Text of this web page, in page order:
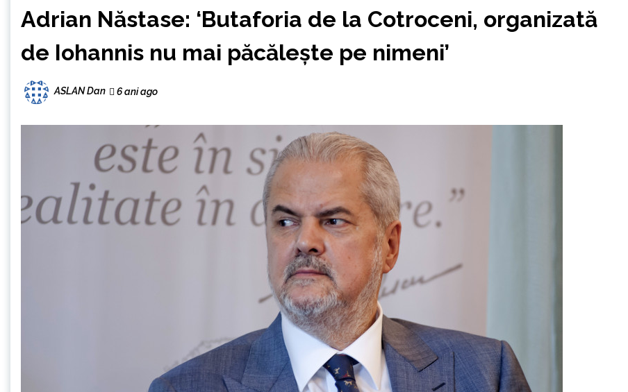
Adrian Năstase: ‘Butaforia de la Cotroceni, organizată
de Iohannis nu mai păcălește pe nimeni’
ASLAN Dan 6 ani ago